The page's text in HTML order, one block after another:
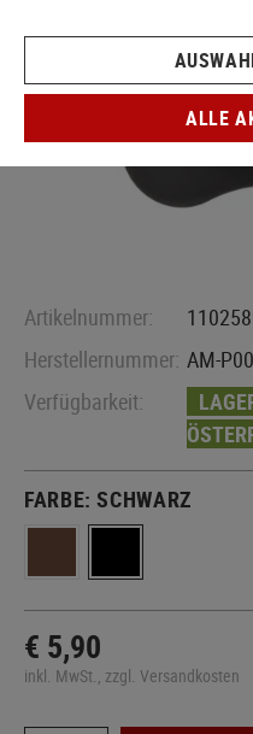
Artikelnummer:
Herstellernummer: AM-
Verfügbarkeit:
FARBE:SCHWARZ
€ 5,90
inkl. MwSt., zzgl. Versandkosten
ALLE